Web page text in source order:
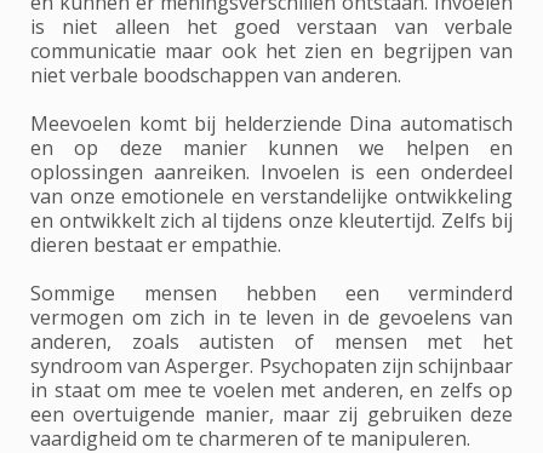
is niet alleen het goed verstaan van verbale
communicatie maar ook het zien en begrijpen van
niet verbale boodschappen van anderen.
Meevoelen komt bij helderziende Dina automatisch
en op deze manier kunnen we helpen en
oplossingen aanreiken. Invoelen is een onderdeel
van onze emotionele en verstandelijke ontwikkeling
en ontwikkelt zich al tijdens onze kleutertijd. Zelfs bij
dieren bestaat er empathie.
Sommige mensen hebben een verminderd
vermogen om zich in te leven in de gevoelens van
anderen, zoals autisten of mensen met het
syndroom van Asperger. Psychopaten zijn schijnbaar
in staat om mee te voelen met anderen, en zelfs op
een overtuigende manier, maar zij gebruiken deze
vaardigheid om te charmeren of te manipuleren.